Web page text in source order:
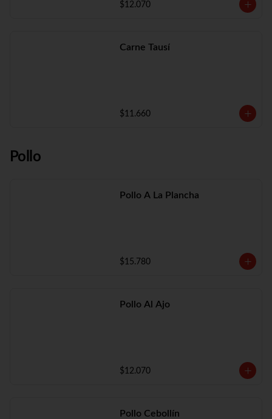
$12.070
Carne Tausí
$11.660
Pollo
Pollo A La Plancha
$15.780
Pollo Al Ajo
$12.070
Pollo Cebollín